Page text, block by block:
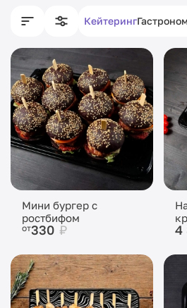
Кейтеринг
Мини бургер с
ростбифом
от330 ₽ 4